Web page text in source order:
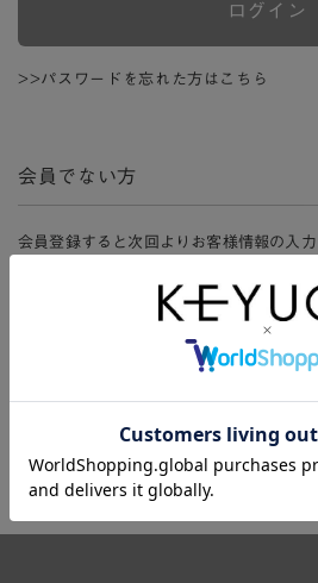
ログイン
>>パスワードを忘れた方はこちら
会員でない方
会員登録すると次回よりお客様情報の入力
ージ、購入履歴をご利用いただけます。